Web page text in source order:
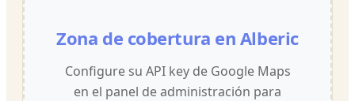
Zona de cobertura en Alberic
Configure su API key de Google Maps
en el panel de administración para